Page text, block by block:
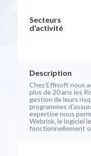
Secteurs
d'activité
Description
Chez Effisoft nous
plus de 20 ans les
gestion de leurs
programmes
expertise nous
Webrisk, le logiciel
fonctionnellement